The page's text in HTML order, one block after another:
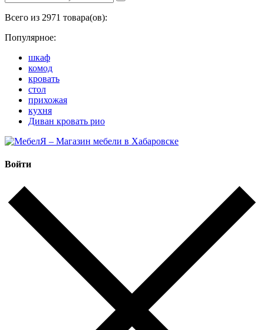
Всего из 2971 товара(ов):
Популярное:
шкаф
комод
кровать
стол
прихожая
кухня
Диван кровать рио
Войти